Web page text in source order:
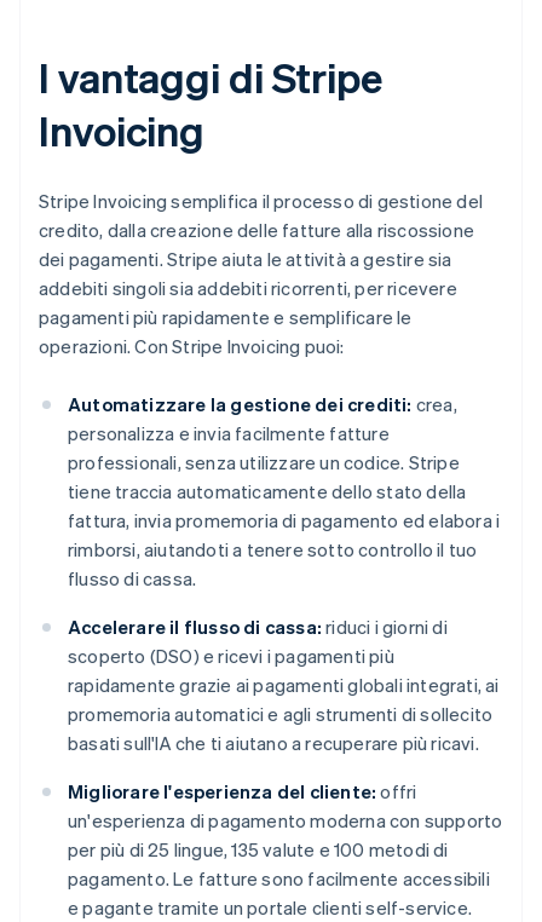
I vantaggi di Stripe
Invoicing
Stripe Invoicing semplifica il processo di gestione del
credito, dalla creazione delle fatture alla riscossione
dei pagamenti. Stripe aiuta le attività a gestire sia
addebiti singoli sia addebiti ricorrenti, per ricevere
pagamenti più rapidamente e semplificare le
operazioni. Con Stripe Invoicing puoi:
Automatizzare la gestione dei crediti: crea,
personalizza e invia facilmente fatture
professionali, senza utilizzare un codice. Stripe
tiene traccia automaticamente dello stato della
fattura, invia promemoria di pagamento ed elabora i
rimborsi, aiutandoti a tenere sotto controllo il tuo
flusso di cassa.
Accelerare il flusso di cassa: riduci i giorni di
scoperto (DSO) e ricevi i pagamenti più
rapidamente grazie ai pagamenti globali integrati, ai
promemoria automatici e agli strumenti di sollecito
basati sull'IA che ti aiutano a recuperare più ricavi.
Migliorare l'esperienza del cliente: offri
un'esperienza di pagamento moderna con supporto
per più di 25 lingue, 135 valute e 100 metodi di
pagamento. Le fatture sono facilmente accessibili
e pagante tramite un portale clienti self-service.